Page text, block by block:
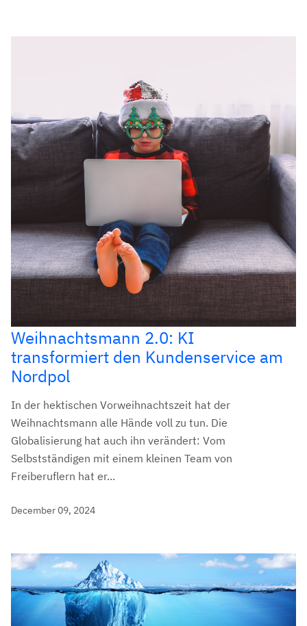
Weihnachtsmann 2.0: KI
transformiert den Kundenservice am
Nordpol
In der hektischen Vorweihnachtszeit hat der
Weihnachtsmann alle Hände voll zu tun. Die
Globalisierung hat auch ihn verändert: Vom
Selbstständigen mit einem kleinen Team von
Freiberuflern hat er...
December 09, 2024